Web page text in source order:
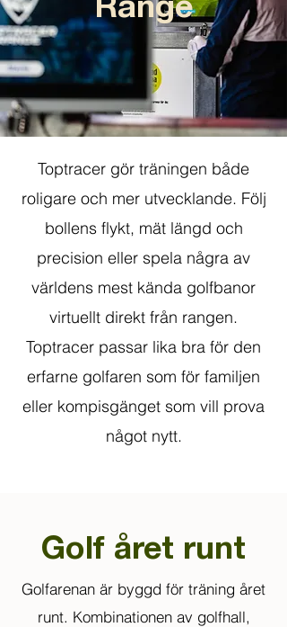
Range
Toptracer gör träningen både
roligare och mer utvecklande. Följ
bollens flykt, mät längd och
precision eller spela några av
världens mest kända golfbanor
virtuellt direkt från rangen.
Toptracer passar lika bra för den
erfarne golfaren som för familjen
eller kompisgänget som vill prova
något nytt.
Golf året runt
Golfarenan är byggd för träning året
runt. Kombinationen av golfhall,